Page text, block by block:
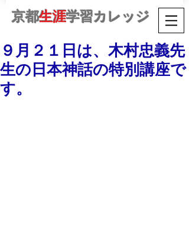
京都生涯学習カレッジ
９月２１日は、木村忠義先
生の日本神話の特別講座で
す。